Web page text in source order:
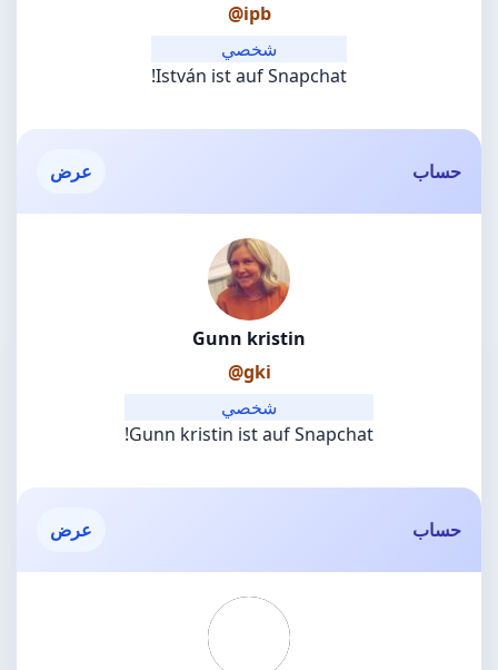
@ipb
شخصي
István ist auf Snapchat!
حساب عرض
Gunn kristin
@gki
شخصي
Gunn kristin ist auf Snapchat!
حساب عرض